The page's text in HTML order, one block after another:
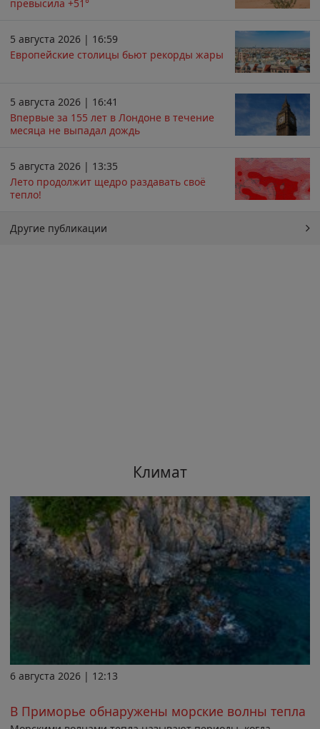
превысила +51°
5 августа 2026 | 16:59
Европейские столицы бьют рекорды жары
5 августа 2026 | 16:41
Впервые за 155 лет в Лондоне в течение
месяца не выпадал дождь
5 августа 2026 | 13:35
Лето продолжит щедро раздавать своё
тепло!
Другие публикации
Климат
6 августа 2026 | 12:13
В Приморье обнаружены морские волны тепла